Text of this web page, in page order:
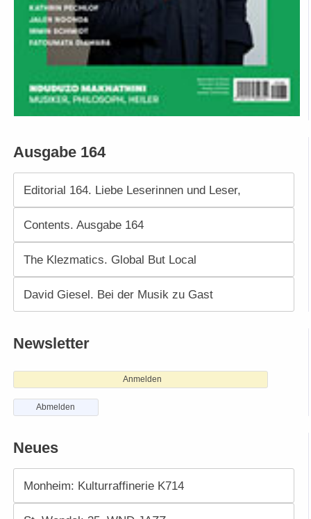
Ausgabe 164
Editorial 164. Liebe Leserinnen und Leser,
Contents. Ausgabe 164
The Klezmatics. Global But Local
David Giesel. Bei der Musik zu Gast
Newsletter
Anmelden
Abmelden
Neues
Monheim: Kulturraffinerie K714